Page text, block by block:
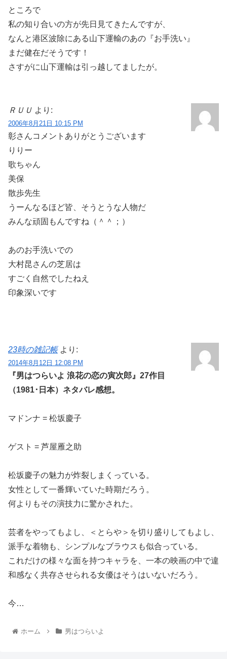
ところで
私の知り合いの方が先日見てきたんですが、
なんと港区波除にある山下運輸のあの『お手洗い』
まだ健在だそうです！
さすがに山下運輸は引っ越してましたが。
ＲＵＵ より:
2006年8月21日 10:15 PM
彰さんコメントありがとうございます
りりー
歌ちゃん
美保
散歩先生
うーんなるほど皆、そうとうな人物だ
みんな頑固もんですね（＾＾；）
あのお手洗いでの
大村昆さんの芝居は
すごく自然でしたねえ
印象深いです
23時の雑記帳 より:
2014年8月12日 12:08 PM
『男はつらいよ 浪花の恋の寅次郎』27作目
（1981･日本）ネタバレ感想。
マドンナ = 松坂慶子
ゲスト = 芦屋雁之助
松坂慶子の魅力が炸裂しまくっている。
女性として一番輝いていた時期だろう。
何よりもその演技力に驚かされた。
芸者をやってもよし、＜とらや＞を切り盛りしてもよし、
派手な着物も、シンプルなブラウスも似合っている。
これだけの様々な面を持つキャラを、一本の映画の中で違
和感なく共存させられる女優はそうはいないだろう。
今…
ホーム 男はつらいよ